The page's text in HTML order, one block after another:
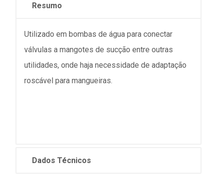
Resumo
Utilizado em bombas de água para conectar
válvulas a mangotes de sucção entre outras
utilidades, onde haja necessidade de adaptação
roscável para mangueiras.
Dados Técnicos